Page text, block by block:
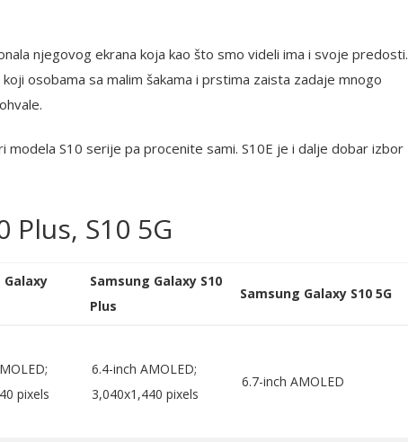
njegovog ekrana koja kao što smo videli ima i svoje predosti.
osobama sa malim šakama i prstima zaista zadaje mnogo
modela S10 serije pa procenite sami. S10E je i dalje dobar izbor
Plus, S10 5G
Galaxy
Samsung Galaxy S10
Plus
Samsung Galaxy S10 5G
pixels
6.4-inch AMOLED;
3,040x1,440 pixels
6.7-inch AMOLED
Buraku